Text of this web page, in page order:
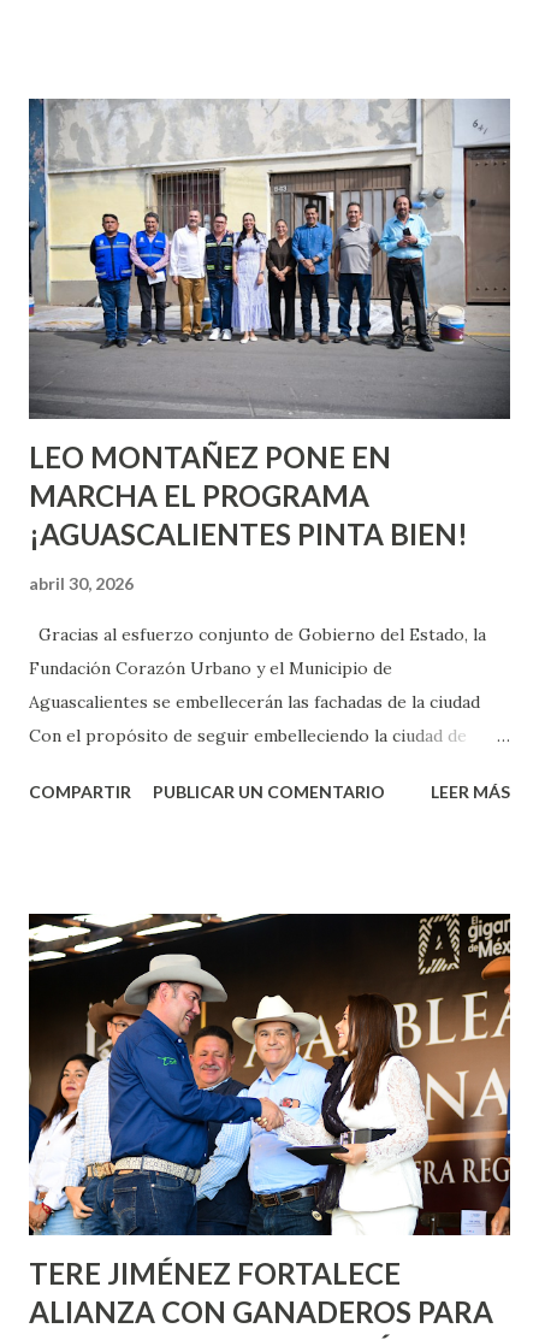
conoces ni la mitad de lo que deberías saber. Pero incluso
quienes ya han tenido relaciones sexuales no son expertos
o expertas en el tema. Siempre hay algo nuevo que
aprender y nuevas experiencias que conocer. Si eres una
chica y aún no has tenido relaciones sexuales, tal vez
pienses que el sexo será increíble y no puedas esperar para
experimentarlo, pero como cualquier persona con
experiencia te dirá, siempre es mejor cuando ambas partes
son suficientemen...
LEO MONTAÑEZ PONE EN
MARCHA EL PROGRAMA
¡AGUASCALIENTES PINTA BIEN!
abril 30, 2026
Gracias al esfuerzo conjunto de Gobierno del Estado, la
Fundación Corazón Urbano y el Municipio de
Aguascalientes se embellecerán las fachadas de la ciudad
Con el propósito de seguir embelleciendo la ciudad de
municipal, Leo Montañez dio inicio al programa
Corazón Urbano y el Municipio capital. Leo Montañez
informó que en este programa se usarán cerca de 90 mil
metros cuadrados de pintura, para dar inicio en la calle
Nieto, entre Jesús F. Elizondo y la calle 22 de Octubre, con
lo que se aplicará pintura en 66 casas. Posteriormente se
llevará este programa a Villas de Nuestra Señora de la
Asunción, Avenida Alameda y Decreto 27 de Septiembre, en
los edificios FOVISSSTE Ojo de Agua, en la comunidad
Norias de Paso Hondo y en los edificios de...
COMPARTIR PUBLICAR UN COMENTARIO LEER MÁS
TERE JIMÉNEZ FORTALECE
ALIANZA CON GANADEROS PARA